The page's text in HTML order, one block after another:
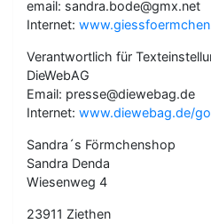
email: sandra.bode@gmx.net
Internet:
Verantwortlich für
DieWebAG
Email: presse@diewebag.de
Internet: www.diewebag.de/
Sandra´s Förmchenshop
Sandra Denda
Wiesenweg 4
23911 Ziethen